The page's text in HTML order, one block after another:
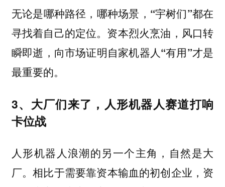
无论是哪种路径，哪种场景，“宇树们”都在
寻找着自己的定位。资本烈火烹油，风口转
瞬即逝，向市场证明自家机器人“有用”才是
最重要的。
3、大厂们来了，人形机器人赛道打响
卡位战
人形机器人浪潮的另一个主角，自然是大
厂。相比于需要靠资本输血的初创企业，资